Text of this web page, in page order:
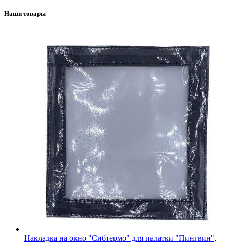
Наши товары
Накладка на окно "Сибтермо" для палатки "Пингвин",